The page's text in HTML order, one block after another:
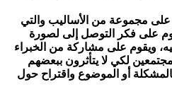
على مجموعة من الأساليب والتي
على فكر التوصل إلى لصورة
ويقوم على مشاركة من الخبراء
لكي لا يتأثرون ببعضهم
أو الموضوع واقتراح حول